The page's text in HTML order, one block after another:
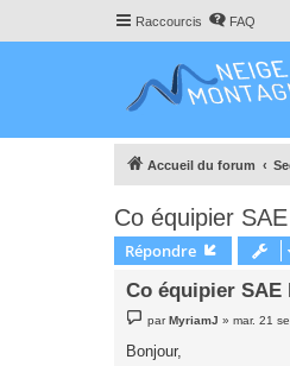
Raccourcis FAQ
Accueil du forum
Co équipier
Répondre
Co équipier
e
s
parMyriamJ »mar. 21
Bonjour,